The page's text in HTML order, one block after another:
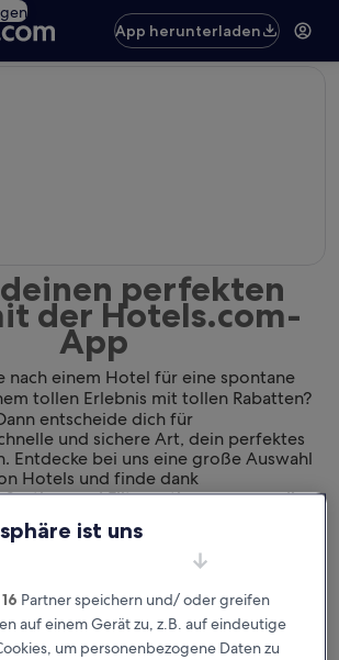
App herunterladen
perfekten
der Hotels.com-
App
nach einem Hotel für eine spontane
tollen Erlebnis mit tollen Rabatten?
entscheide dich für
und sichere Art, dein perfektes
Entdecke bei uns eine große Auswahl
Hotels und finde dank
und Filteroptionen genau die
dir passt. Wir wollen schließlich sicher
sein,
deine Erwartungen übertrifft.
für iOS und Android
ist uns
16 Partner speichern und/ oder greifen
auf einem Gerät zu, z.B. auf eindeutige
um personenbezogene Daten zu